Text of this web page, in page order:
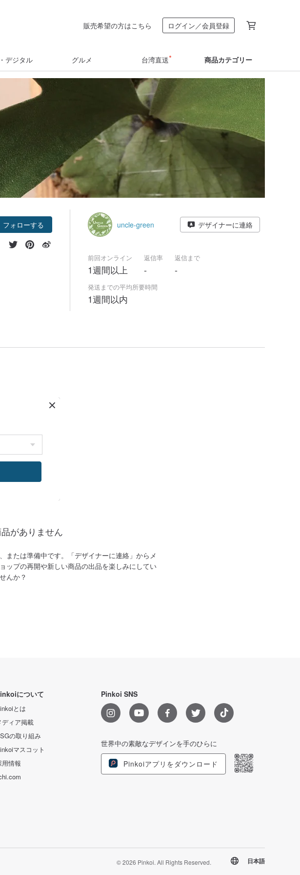
販売希望の方はこちら ログイン／会員登録
デジタル グルメ 台湾直送 商品カテゴリー
フォローする uncle-green デザイナーに連絡
前回オンライン
1週間以上
返信率
-
返信まで
-
発送までの平均所要時間
1週間以内
がありません
または準備中です。「デザイナーに連絡」からメ
ップの再開や新しい商品の出品を楽しみにしてい
んか？
について
とは
ディア掲載
の取り組み
マスコット
用情報
Pinkoi SNS
世界中の素敵なデザインを手のひらに
Pinkoiアプリをダウンロード
© 2026 Pinkoi. All Rights Reserved. 日本語